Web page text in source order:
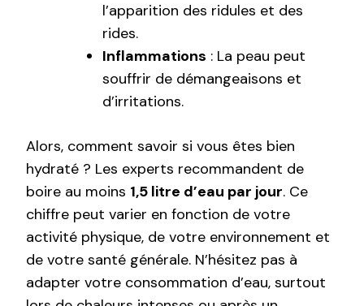
l’apparition des ridules et des
rides.
Inflammations : La peau peut
souffrir de démangeaisons et
d’irritations.
Alors, comment savoir si vous êtes bien
hydraté ? Les experts recommandent de
boire au moins 1,5 litre d’eau par jour. Ce
chiffre peut varier en fonction de votre
activité physique, de votre environnement et
de votre santé générale. N’hésitez pas à
adapter votre consommation d’eau, surtout